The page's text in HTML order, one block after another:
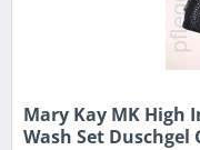
Mary Kay MK High
Wash Set Duschgel